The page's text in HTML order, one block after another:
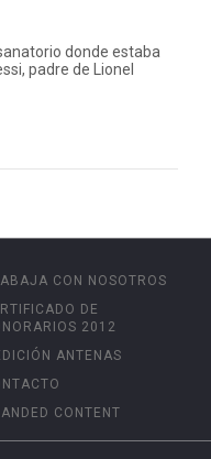
donde estaba
padre de Lionel
CON NOSOTROS
DE
2012
ANTENAS
CONTENT